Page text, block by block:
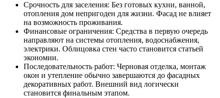
Срочность для заселения: Без готовых кухни, ванной,
отопления дом непригоден для жизни. Фасад не влияет
на возможность проживания.
Финансовые ограничения: Средства в первую очередь
направляют на системы отопления, водоснабжения,
электрики. Облицовка стен часто становится статьей
экономии.
Последовательность работ: Черновая отделка, монтаж
окон и утепление обычно завершаются до фасадных
декоративных работ. Внешний вид логически
становится финальным этапом.